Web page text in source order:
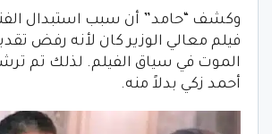
وكشف “حامد” أن سبب استبدال
فيلم معالي الوزير كان لأنه رفض
الموت في سياق الفيلم. لذلك تم
أحمد زكي بدلاً منه.